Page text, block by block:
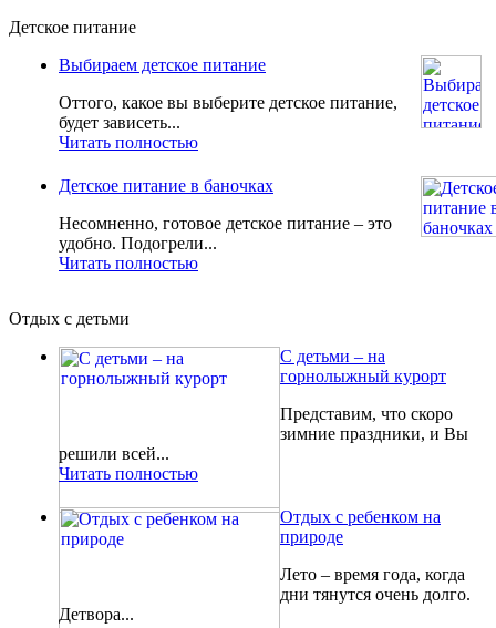
Детское питание
Выбираем детское питание
Оттого, какое вы выберите детское питание,
будет зависеть...
Читать полностью
Детское питание в баночках
Несомненно, готовое детское питание – это
удобно. Подогрели...
Читать полностью
Отдых с детьми
С детьми – на
горнолыжный курорт
Представим, что скоро
зимние праздники, и Вы
решили всей...
Читать полностью
Отдых с ребенком на
природе
Лето – время года, когда
дни тянутся очень долго.
Детвора...